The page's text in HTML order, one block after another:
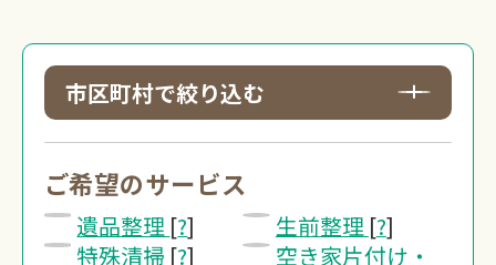
受付 8:30～17:30
豆知識
お急ぎの方はこちら
市区町村で絞り込む
ご希望のサービス
遺品整理 [?] 生前整理 [?]
特殊清掃 [?]
空き家片付け・